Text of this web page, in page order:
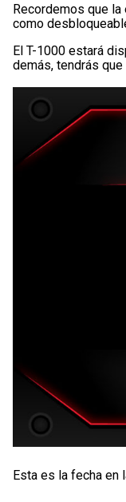
Recordemos que
como
El T-1000 estará
demás, tendrás
Esta es la fecha en